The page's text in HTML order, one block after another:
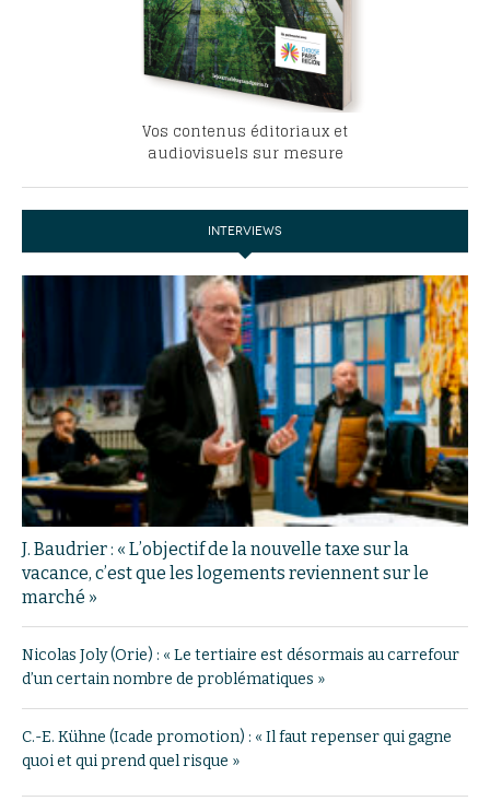
Vos contenus éditoriaux et
audiovisuels sur mesure
INTERVIEWS
J. Baudrier : « L’objectif de la nouvelle taxe sur la
vacance, c’est que les logements reviennent sur le
marché »
Nicolas Joly (Orie) : « Le tertiaire est désormais au carrefour
d’un certain nombre de problématiques »
C.-E. Kühne (Icade promotion) : « Il faut repenser qui gagne
quoi et qui prend quel risque »